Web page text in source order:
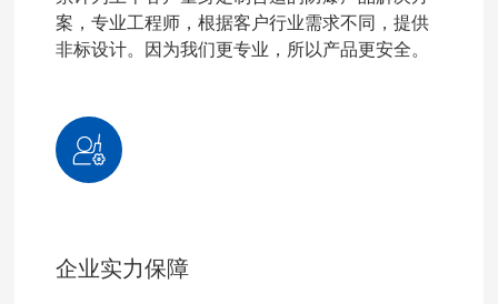
案，专业工程师，根据客户行业需求不同，提供
非标设计。因为我们更专业，所以产品更安全。
企业实力保障